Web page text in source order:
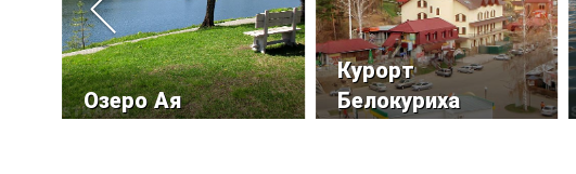
Озеро Ая
Курорт
Белокуриха